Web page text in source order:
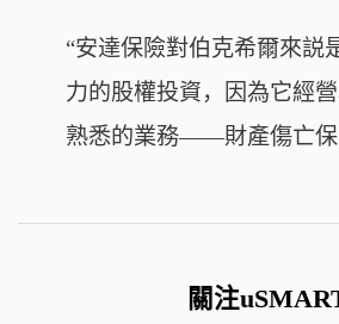
“安達保險對伯克希爾來説
力的股權投資，因為它經
熟悉的業務——財產傷亡保
關注